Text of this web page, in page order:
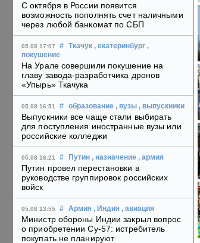
С октября в России появится
возможность пополнять счет наличными
через любой банкомат по СБП
05.08 17:07 # Ткачук , екатеринбург ,
покушение
На Урале совершили покушение на
главу завода-разработчика дронов
«Упырь» Ткачука
05.08 16:51 # образование , вузы , выпускники
Выпускники все чаще стали выбирать
для поступления иностранные вузы или
российские колледжи
05.08 16:21 # Путин , назначение , армия
Путин провел перестановки в
руководстве группировок российских
войск
05.08 13:55 # Армия , Индия , авиация
Министр обороны Индии закрыл вопрос
о приобретении Су-57: истребитель
покупать не планируют